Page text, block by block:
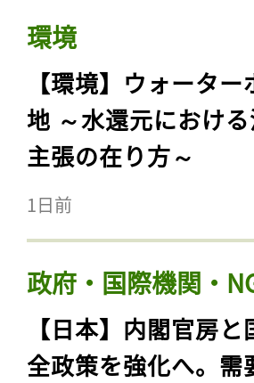
環境
【環境】ウォータ
地 ～水還元におけ
主張の在り方～
1日前
政府・国際機関・
【日本】内閣官房
全政策を強化へ。需